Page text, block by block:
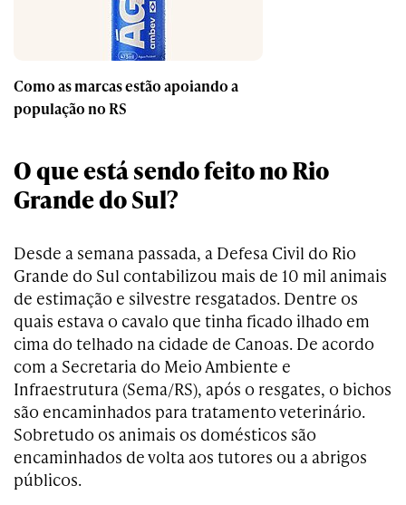
Como as marcas estão apoiando a
população no RS
O que está sendo feito no Rio
Grande do Sul?
Desde a semana passada, a Defesa Civil do Rio
Grande do Sul contabilizou mais de 10 mil animais
de estimação e silvestre resgatados. Dentre os
quais estava o cavalo que tinha ficado ilhado em
cima do telhado na cidade de Canoas. De acordo
com a Secretaria do Meio Ambiente e
Infraestrutura (Sema/RS), após o resgates, o bichos
são encaminhados para tratamento veterinário.
Sobretudo os animais os domésticos são
encaminhados de volta aos tutores ou a abrigos
públicos.